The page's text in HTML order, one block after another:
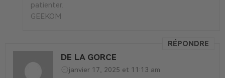
patienter.
GEEKOM
DE LA GORCE
janvier 17, 2025 et 11:13 am
RÉPONDRE